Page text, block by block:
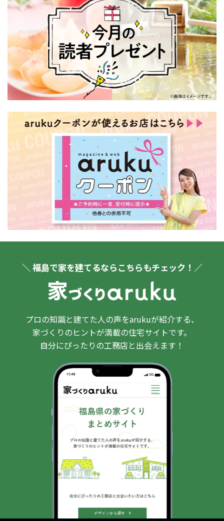
＼ 福島で家を建てるならこちらもチェック！／
プロの知識と建てた人の声をarukuが紹介する、
家づくりのヒントが満載の住宅サイトです。
自分にぴったりの工務店と出会えます！